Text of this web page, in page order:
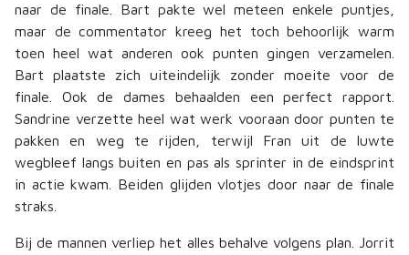
naar de finale. Bart pakte wel meteen enkele puntjes,
maar de commentator kreeg het toch behoorlijk warm
toen heel wat anderen ook punten gingen verzamelen.
Bart plaatste zich uiteindelijk zonder moeite voor de
finale. Ook de dames behaalden een perfect rapport.
Sandrine verzette heel wat werk vooraan door punten te
pakken en weg te rijden, terwijl Fran uit de luwte
wegbleef langs buiten en pas als sprinter in de eindsprint
in actie kwam. Beiden glijden vlotjes door naar de finale
straks.
Bij de mannen verliep het alles behalve volgens plan. Jorrit